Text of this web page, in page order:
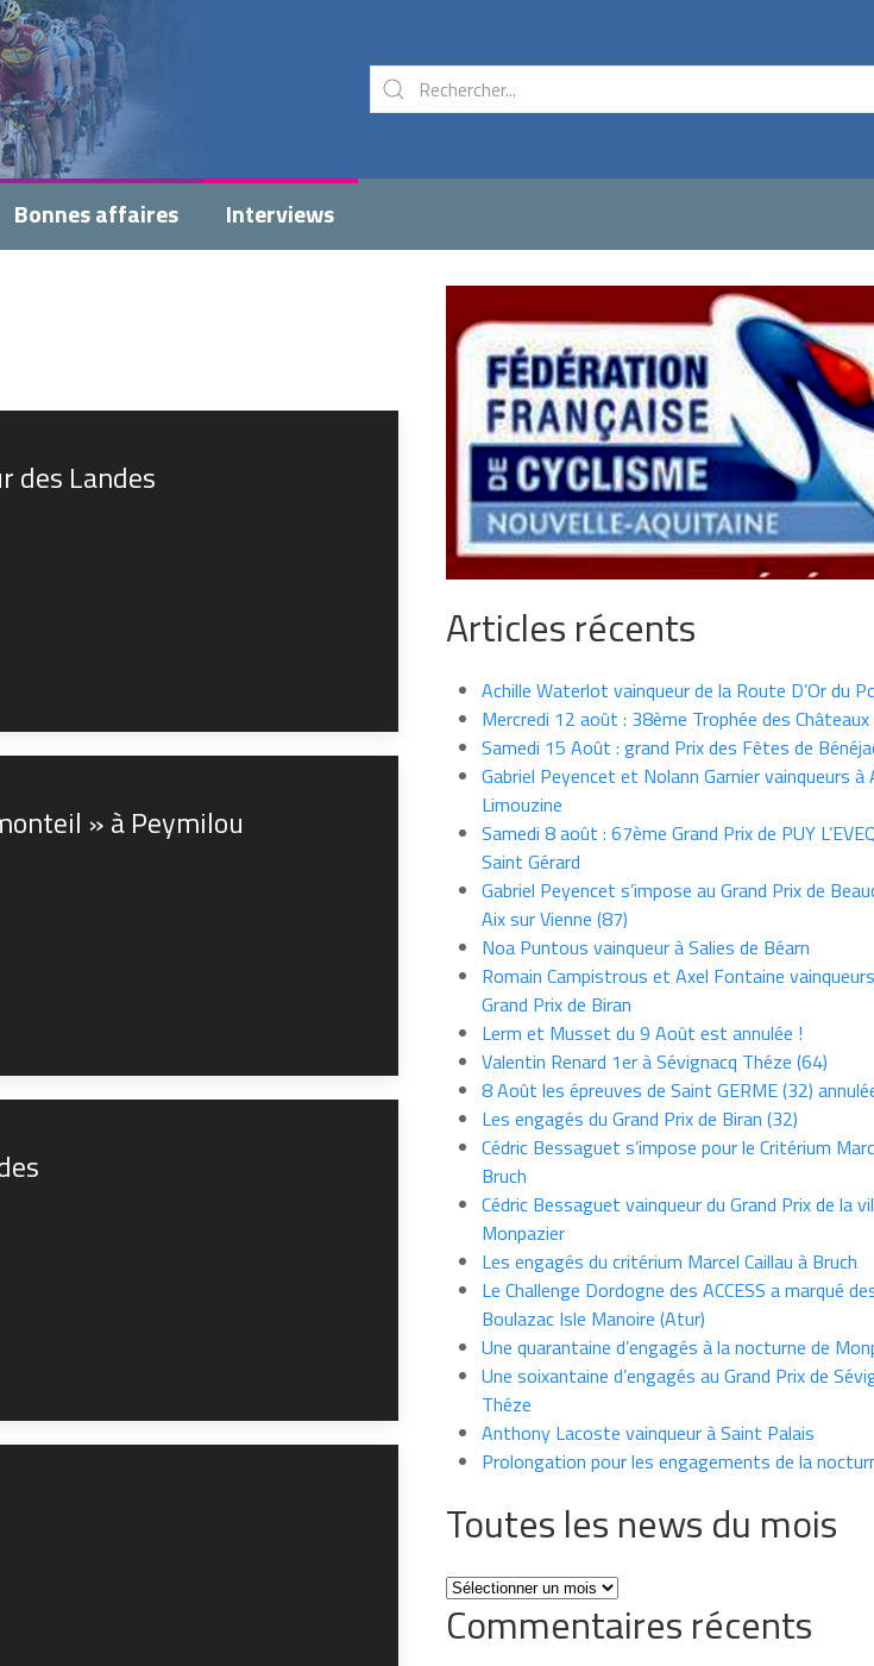
Bonnes affaires Interviews
des Landes
» à Peymilou
Articles récents
Achille Waterlot vainqueur de la Route D’Or du
Mercredi 12 août : 38ème Trophée des Châteaux
Samedi 15 Août : grand Prix des Fêtes de
Gabriel Peyencet et Nolann Garnier vainqueurs à
Limouzine
Samedi 8 août : 67ème Grand Prix de PUY
Saint Gérard
Gabriel Peyencet s’impose au Grand Prix de
Aix sur Vienne (87)
Noa Puntous vainqueur à Salies de Béarn
Romain Campistrous et Axel Fontaine
Grand Prix de Biran
Lerm et Musset du 9 Août est annulée !
Valentin Renard 1er à Sévignacq Théze (64)
8 Août les épreuves de Saint GERME (32)
Les engagés du Grand Prix de Biran (32)
Cédric Bessaguet s’impose pour le Critérium
Bruch
Cédric Bessaguet vainqueur du Grand Prix de la
Monpazier
Les engagés du critérium Marcel Caillau à Bruch
Le Challenge Dordogne des ACCESS a marqué
Boulazac Isle Manoire (Atur)
Une quarantaine d’engagés à la nocturne de
Une soixantaine d’engagés au Grand Prix de
Théze
Anthony Lacoste vainqueur à Saint Palais
Prolongation pour les engagements de la
Toutes les news du mois
Toutes
les
news
Commentaires récents